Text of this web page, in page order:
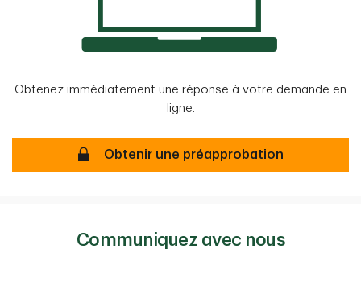
Obtenez immédiatement une réponse à votre demande en
ligne.
Préapprobation de prêt hypothécaire
Obtenir une préapprobation
Communiquez avec nous